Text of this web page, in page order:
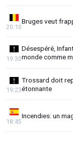
Bruges veut
20:10
Désespéré,
monde comme
19:30
Trossard doit
étonnante
19:23
Incendies: un
18:45